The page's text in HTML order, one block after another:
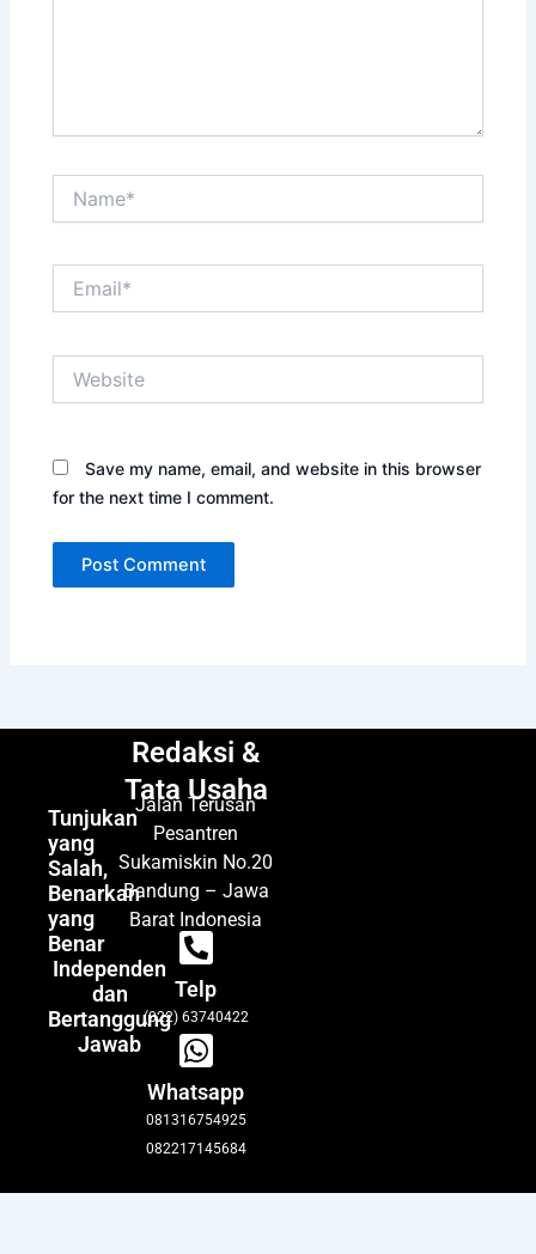
Save my name, email, and website in this browser
for the next time I comment.
Tunjukan
yang
Salah,
Benarkan
yang
Benar
Independen
dan
Bertanggung
Jawab
Redaksi &
Tata Usaha
Jalan Terusan
Pesantren
Sukamiskin No.20
Bandung – Jawa
Barat Indonesia
Telp
(022) 63740422
Whatsapp
081316754925
082217145684